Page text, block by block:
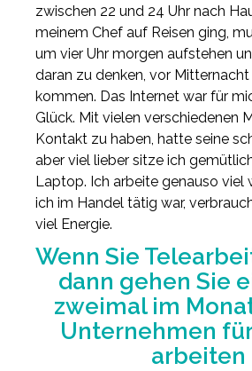
zwischen 22 und 24 Uhr nach
meinem Chef auf Reisen ging,
um vier Uhr morgen aufstehen
daran zu denken, vor
kommen. Das Internet war für
Glück. Mit vielen verschiedenen
Kontakt zu haben, hatte seine
aber viel lieber sitze ich
Laptop. Ich arbeite genauso viel
ich im Handel tätig war,
viel Energie.
Wenn Sie
dann gehen Sie
zweimal im
Unternehmen
arbeiten